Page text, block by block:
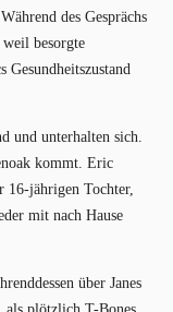
des Gesprächs
besorgte
und unterhalten sich.
kommt. Eric
16-jährigen Tochter,
mit nach Hause
über Janes